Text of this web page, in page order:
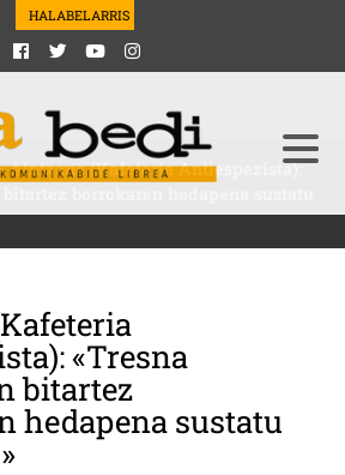
HALABELARRIS
Aintzane (Kafeteria Antiespezista):
«Tresna
bitartez
hedapena sustatu